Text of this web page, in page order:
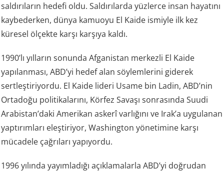
saldırıların hedefi oldu. Saldırılarda yüzlerce insan hayatını
kaybederken, dünya kamuoyu El Kaide ismiyle ilk kez
küresel ölçekte karşı karşıya kaldı.
1990’lı yılların sonunda Afganistan merkezli El Kaide
yapılanması, ABD’yi hedef alan söylemlerini giderek
sertleştiriyordu. El Kaide lideri Usame bin Ladin, ABD’nin
Ortadoğu politikalarını, Körfez Savaşı sonrasında Suudi
Arabistan’daki Amerikan askerî varlığını ve Irak’a uygulanan
yaptırımları eleştiriyor, Washington yönetimine karşı
mücadele çağrıları yapıyordu.
1996 yılında yayımladığı açıklamalarla ABD’yi doğrudan